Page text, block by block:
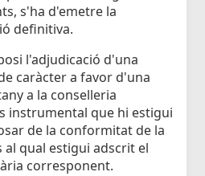
s'ha d'emetre la
definitiva.
l'adjudicació d'una
caràcter a favor d'una
a la conselleria
instrumental que hi estigui
de la conformitat de la
al qual estigui adscrit el
corresponent.